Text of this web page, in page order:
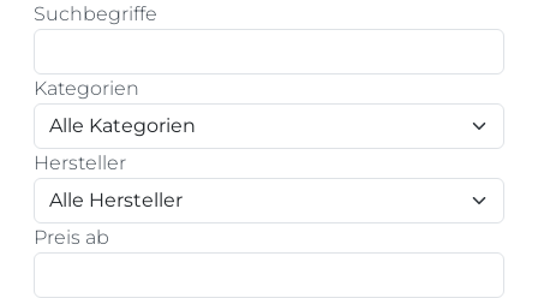
Suchbegriffe
Kategorien
Hersteller
Preis ab